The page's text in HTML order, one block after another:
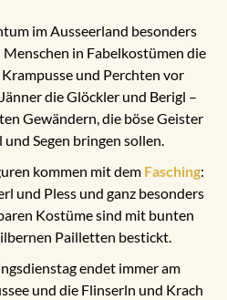
im Ausseerland besonders
in Fabelkostümen die
und Perchten vor
die Glöckler und Berigl –
Gewändern, die böse Geister
Segen bringen sollen.
kommen mit dem Fasching:
und Pless und ganz besonders
Kostüme sind mit bunten
Pailletten bestickt.
endet immer am
und die Flinserln und Krach